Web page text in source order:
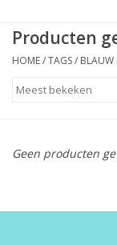
Schoenen
Producten
HOME/TAGS/ BLAUW
Geen producten